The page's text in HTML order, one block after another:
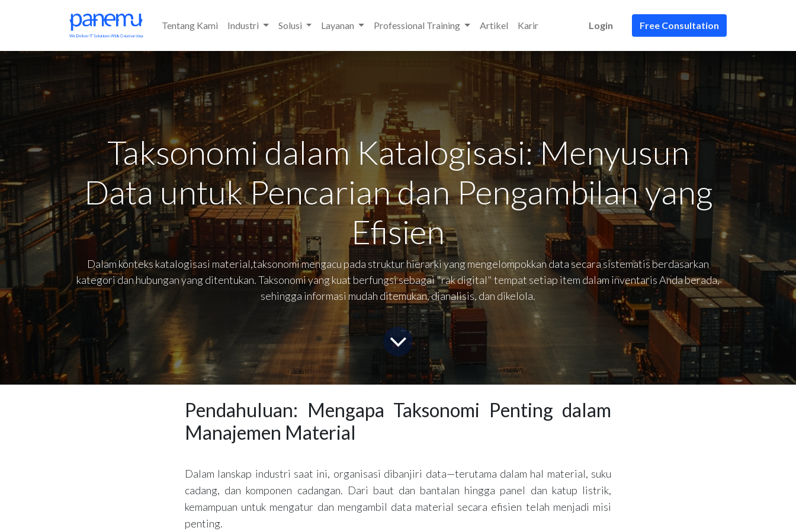
Tentang Kami Industri Solusi Layanan Professional Training Artikel Karir Login Free Consultation
Taksonomi dalam Katalogisasi: Menyusun
Data untuk Pencarian dan Pengambilan yang
Efisien
Dalam konteks katalogisasi material,taksonomi mengacu pada struktur hierarki yang mengelompokkan data secara sistematis berdasarkan
kategori dan hubungan yang ditentukan. Taksonomi yang kuat berfungsi sebagai "rak digital" tempat setiap item dalam inventaris Anda berada,
sehingga informasi mudah ditemukan, dianalisis, dan dikelola.
Pendahuluan: Mengapa Taksonomi Penting dalam
Manajemen Material
Dalam lanskap industri saat ini, organisasi dibanjiri data—terutama dalam hal material, suku
cadang, dan komponen cadangan. Dari baut dan bantalan hingga panel dan katup listrik,
kemampuan untuk mengatur dan mengambil data material secara efisien telah menjadi misi
penting.